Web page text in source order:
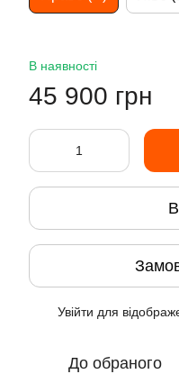
В наявності
45 900 грн
Увійти для
До обраного